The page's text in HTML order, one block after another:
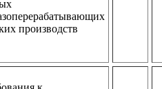
производств